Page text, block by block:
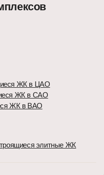
ЖК в ЦАО
ЖК в САО
ЖК в ВАО
элитные ЖК